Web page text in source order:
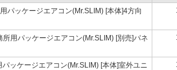
パッケージエアコン(Mr.SLIM) [本体]4方向
所用パッケージエアコン(Mr.SLIM) [別売]パネ
パッケージエアコン(Mr.SLIM) [本体]室外ユニ